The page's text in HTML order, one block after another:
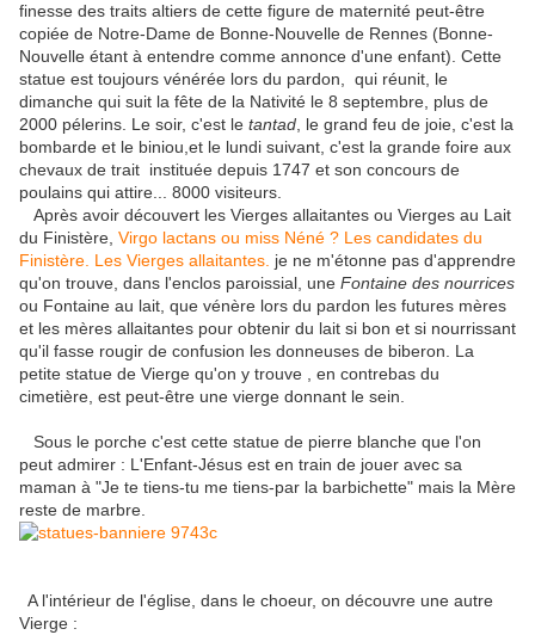
finesse des traits altiers de cette figure de maternité peut-être
copiée de Notre-Dame de Bonne-Nouvelle de Rennes (Bonne-
Nouvelle étant à entendre comme annonce d'une enfant). Cette
statue est toujours vénérée lors du pardon, qui réunit, le
dimanche qui suit la fête de la Nativité le 8 septembre, plus de
2000 pélerins. Le soir, c'est le tantad , le grand feu de joie, c'est la
bombarde et le biniou,et le lundi suivant, c'est la grande foire aux
chevaux de trait instituée depuis 1747 et son concours de
poulains qui attire... 8000 visiteurs.
Après avoir découvert les Vierges allaitantes ou Vierges au Lait
du Finistère, Virgo lactans ou miss Néné ? Les candidates du
Finistère. Les Vierges allaitantes. je ne m'étonne pas d'apprendre
qu'on trouve, dans l'enclos paroissial, une Fontaine des nourrices
ou Fontaine au lait, que vénère lors du pardon les futures mères
et les mères allaitantes pour obtenir du lait si bon et si nourrissant
qu'il fasse rougir de confusion les donneuses de biberon. La
petite statue de Vierge qu'on y trouve , en contrebas du
cimetière, est peut-être une vierge donnant le sein.
Sous le porche c'est cette statue de pierre blanche que l'on
peut admirer : L'Enfant-Jésus est en train de jouer avec sa
maman à "Je te tiens-tu me tiens-par la barbichette" mais la Mère
reste de marbre.
A l'intérieur de l'église, dans le choeur, on découvre une autre
Vierge :